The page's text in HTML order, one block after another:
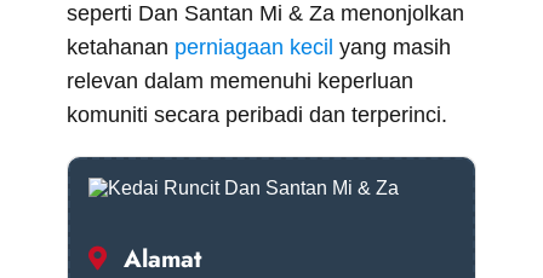
seperti Dan Santan Mi & Za menonjolkan
ketahanan perniagaan kecil yang masih
relevan dalam memenuhi keperluan
komuniti secara peribadi dan terperinci.
Alamat